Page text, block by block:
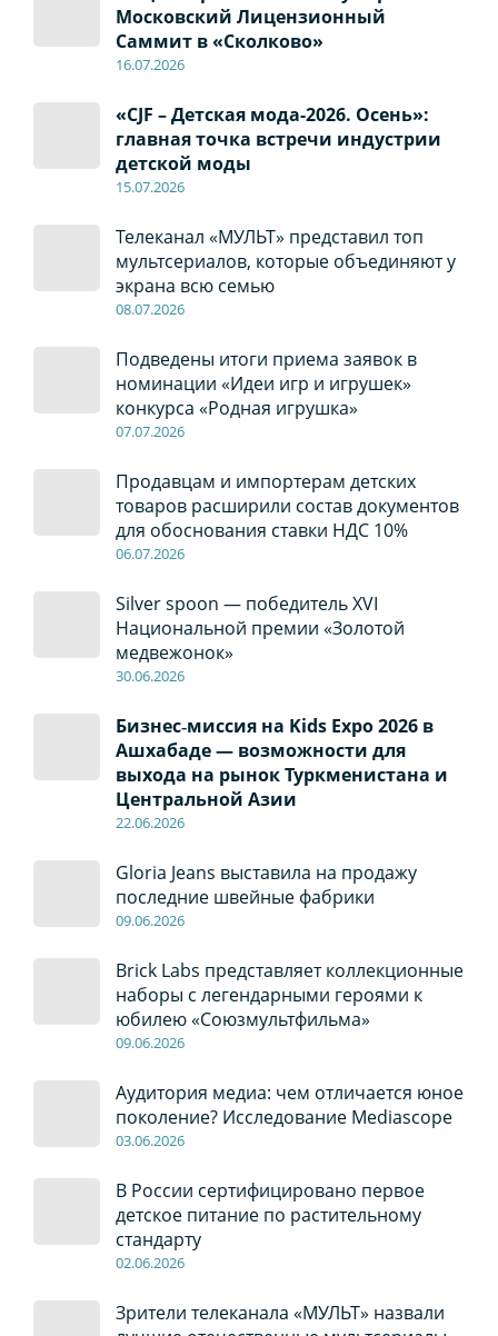
Московский Лицензионный
Саммит в «Сколково»
16.07.2026
«CJF – Детская мода-2026. Осень»:
главная точка встречи индустрии
детской моды
15.07.2026
Телеканал «МУЛЬТ» представил топ
мультсериалов, которые объединяют у
экрана всю семью
08.07.2026
Подведены итоги приема заявок в
номинации «Идеи игр и игрушек»
конкурса «Родная игрушка»
07.07.2026
Продавцам и импортерам детских
товаров расширили состав документов
для обоснования ставки НДС 10%
06.07.2026
Silver spoon — победитель XVI
Национальной премии «Золотой
медвежонок»
30.06.2026
Бизнес‑миссия на Kids Expo 2026 в
Ашхабаде — возможности для
выхода на рынок Туркменистана и
Центральной Азии
22.06.2026
Gloria Jeans выставила на продажу
последние швейные фабрики
09.06.2026
Brick Labs представляет коллекционные
наборы с легендарными героями к
юбилею «Союзмультфильма»
09.06.2026
Аудитория медиа: чем отличается юное
поколение? Исследование Mediascope
03.06.2026
В России сертифицировано первое
детское питание по растительному
стандарту
02.06.2026
Зрители телеканала «МУЛЬТ» назвали